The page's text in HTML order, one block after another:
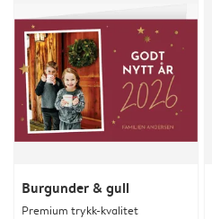
Burgunder & gull
Premium trykk-kvalitet